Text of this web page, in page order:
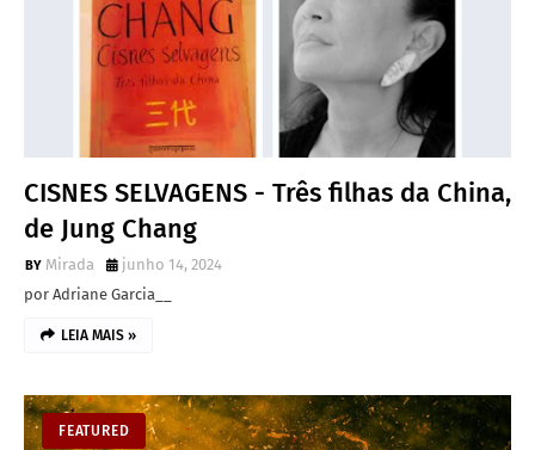
CISNES SELVAGENS - Três filhas da China,
de Jung Chang
Mirada
junho 14, 2024
por Adriane Garcia__
LEIA MAIS »
FEATURED